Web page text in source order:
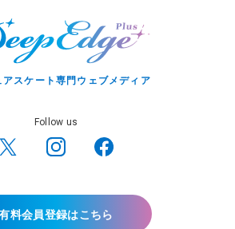
アスケート専門ウェブメディア
Follow us
料会員登録はこちら